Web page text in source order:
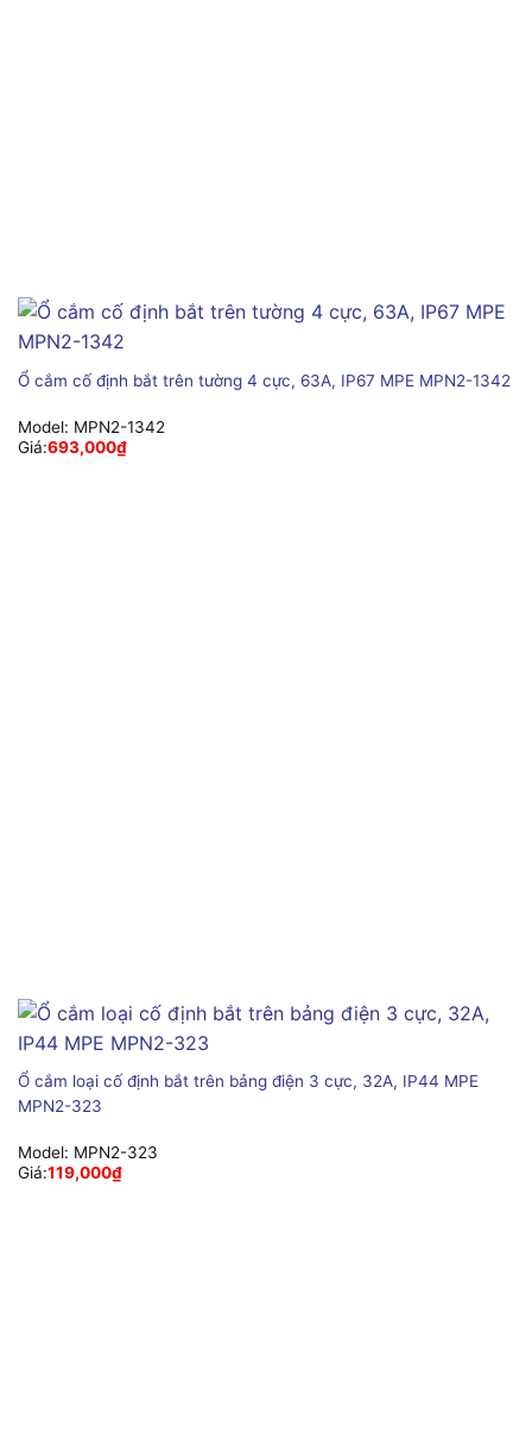
Ổ cắm cố định bắt trên tường 4 cực, 63A, IP67 MPE MPN2-1342
Model: MPN2-1342
Giá:693,000₫
Ổ cắm loại cố định bắt trên bảng điện 3 cực, 32A, IP44 MPE
MPN2-323
Model: MPN2-323
Giá:119,000₫